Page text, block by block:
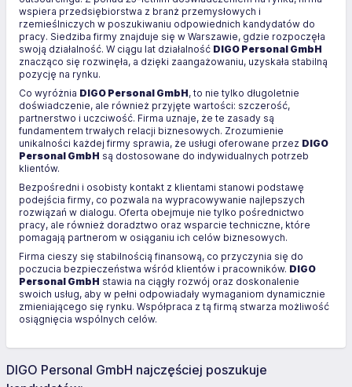
wspiera przedsiębiorstwa z branż przemysłowych i
rzemieślniczych w poszukiwaniu odpowiednich kandydatów do
pracy. Siedziba firmy znajduje się w Warszawie, gdzie rozpoczęła
swoją działalność. W ciągu lat działalność DIGO Personal GmbH
znacząco się rozwinęła, a dzięki zaangażowaniu, uzyskała stabilną
pozycję na rynku.
Co wyróżnia DIGO Personal GmbH, to nie tylko długoletnie
doświadczenie, ale również przyjęte wartości: szczerość,
partnerstwo i uczciwość. Firma uznaje, że te zasady są
fundamentem trwałych relacji biznesowych. Zrozumienie
unikalności każdej firmy sprawia, że usługi oferowane przez DIGO
Personal GmbH są dostosowane do indywidualnych potrzeb
klientów.
Bezpośredni i osobisty kontakt z klientami stanowi podstawę
podejścia firmy, co pozwala na wypracowywanie najlepszych
rozwiązań w dialogu. Oferta obejmuje nie tylko pośrednictwo
pracy, ale również doradztwo oraz wsparcie techniczne, które
pomagają partnerom w osiąganiu ich celów biznesowych.
Firma cieszy się stabilnością finansową, co przyczynia się do
poczucia bezpieczeństwa wśród klientów i pracowników. DIGO
Personal GmbH stawia na ciągły rozwój oraz doskonalenie
swoich usług, aby w pełni odpowiadały wymaganiom dynamicznie
zmieniającego się rynku. Współpraca z tą firmą stwarza możliwość
osiągnięcia wspólnych celów.
DIGO Personal GmbH najczęściej poszukuje